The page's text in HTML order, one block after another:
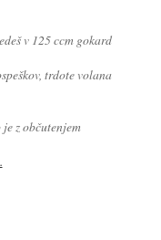
v 125 ccm gokard
trdote volana
z občutenjem